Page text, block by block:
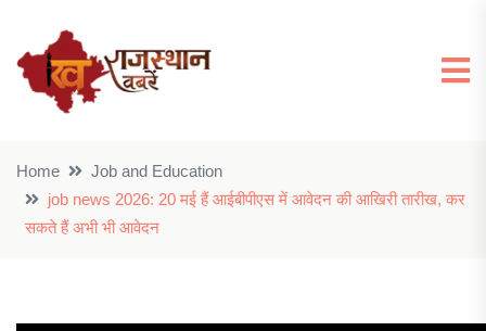
Home
Job and Education
job news 2026: 20 मई हैं आईबीपीएस में आवेदन की आखिरी तारीख, कर
सकते हैं अभी भी आवेदन